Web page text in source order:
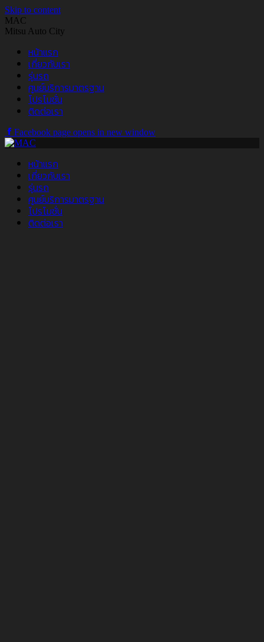
Skip to content
MAC
Mitsu Auto City
หน้าแรก
เกี่ยวกับเรา
รุ่นรถ
ศูนย์บริการมาตรฐาน
โปรโมชั่น
ติดต่อเรา
Facebook page opens in new window
หน้าแรก
เกี่ยวกับเรา
รุ่นรถ
ศูนย์บริการมาตรฐาน
โปรโมชั่น
ติดต่อเรา